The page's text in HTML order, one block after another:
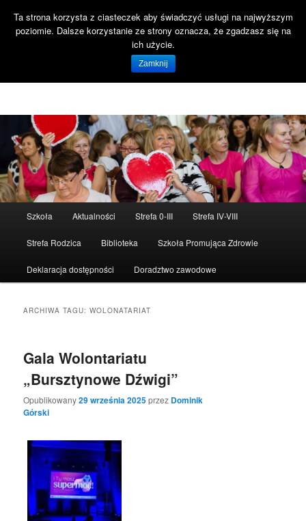
Witaj na stronie SP47 Gdańsk!
Przeskocz
do
tekstu
Przeskocz
do
widgetów
Szkoła Aktualności Strefa 0-III Strefa IV-VIII
Strefa Rodzica Biblioteka Szkoła Promująca Zdrowie
Deklaracja dostępności Doradztwo zawodowe
ARCHIWA TAGU:WOLONATARIAT
Gala Wolontariatu
„Bursztynowe Dźwigi”
Opublikowany29 września 2025przez Dominik
Górski
Ta strona korzysta z ciasteczek aby świadczyć usługi na najwyższym
poziomie. Dalsze korzystanie ze strony oznacza, że zgadzasz się na
ich użycie.
Zamknij